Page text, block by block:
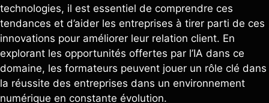
technologies, il est essentiel de comprendre ces
tendances et d’aider les entreprises à tirer parti de ces
innovations pour améliorer leur relation client. En
explorant les opportunités offertes par l’IA dans ce
domaine, les formateurs peuvent jouer un rôle clé dans
la réussite des entreprises dans un environnement
numérique en constante évolution.